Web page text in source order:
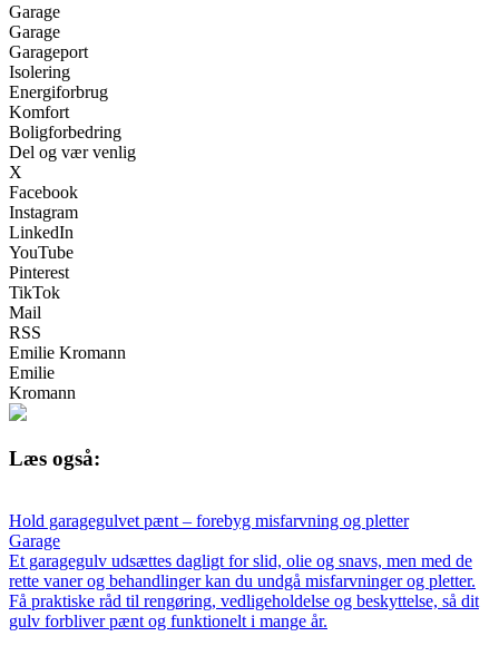
Garage
Garage
Garageport
Isolering
Energiforbrug
Komfort
Boligforbedring
Del og vær venlig
X
Facebook
Instagram
LinkedIn
YouTube
Pinterest
TikTok
Mail
RSS
Emilie Kromann
Emilie
Kromann
Læs også:
Hold garagegulvet pænt – forebyg misfarvning og pletter
Garage
Et garagegulv udsættes dagligt for slid, olie og snavs, men med de
rette vaner og behandlinger kan du undgå misfarvninger og pletter.
Få praktiske råd til rengøring, vedligeholdelse og beskyttelse, så dit
gulv forbliver pænt og funktionelt i mange år.